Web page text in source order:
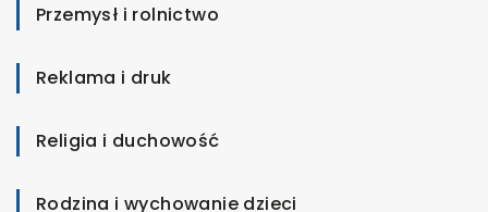
Przemysł i rolnictwo
Reklama i druk
Religia i duchowość
Rodzina i wychowanie dzieci